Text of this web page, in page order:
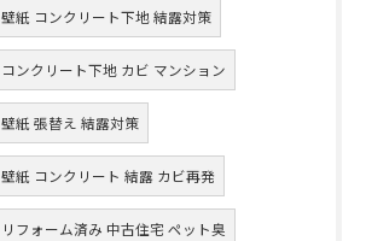
壁紙 コンクリート下地 結露対策
コンクリート下地 カビ マンション
壁紙 張替え 結露対策
壁紙 コンクリート 結露 カビ再発
リフォーム済み 中古住宅 ペット臭